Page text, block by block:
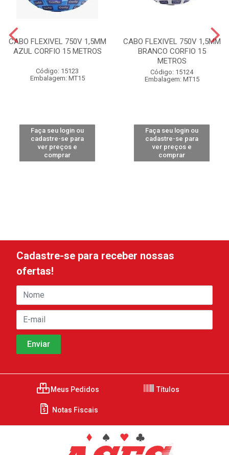
CABO FLEXIVEL 750V 1,5MM
AZUL CORFIO 15 METROS
Código: 15123
Embalagem: MT15
Faça seu login ou
cadastre-se para
ver preços e
comprar
CABO FLEXIVEL 750V 1,5MM
BRANCO CORFIO 15
METROS
Código: 15124
Embalagem: MT15
Faça seu login ou
cadastre-se para
ver preços e
comprar
Cadastre-se para receber nossas
ofertas!
Meus Pedidos Títulos
Notas Fiscais